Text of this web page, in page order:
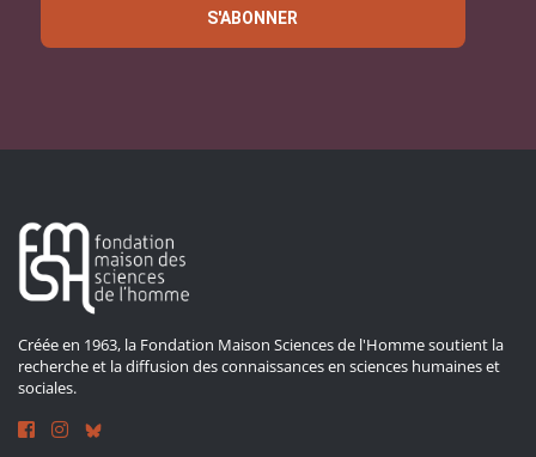
S'ABONNER
Créée en 1963, la Fondation Maison Sciences de l'Homme soutient la
recherche et la diffusion des connaissances en sciences humaines et
sociales.